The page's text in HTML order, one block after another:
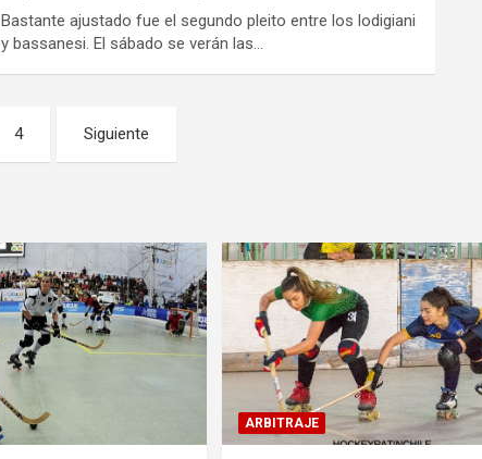
Bastante ajustado fue el segundo pleito entre los lodigiani
y bassanesi. El sábado se verán las…
4 Siguiente
ARBITRAJE